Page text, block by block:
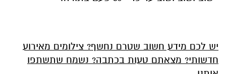
יש לכם מידע חשוב שטרם נחשף? צילומים מאירוע
חדשותי? מצאתם טעות בכתבה? נשמח שתשתפו